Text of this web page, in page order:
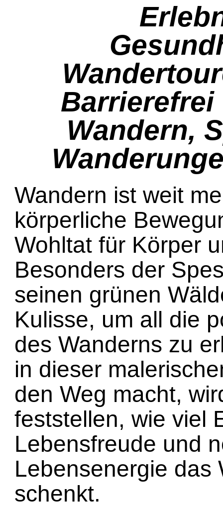
Barrierefrei
Wandern,
Wandern ist weit
körperliche
Wohltat für Körper
Besonders der
seinen grünen
Kulisse, um all die
des Wanderns zu
in dieser
den Weg macht,
feststellen, wie viel
Lebensfreude und
Lebensenergie das
schenkt.